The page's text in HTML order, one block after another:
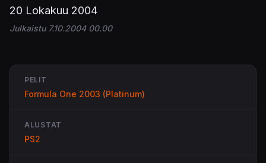
20 Lokakuu 2004
Julkaistu 7.10.2004 00.00
PELIT
Formula One 2003 (Platinum)
ALUSTAT
PS2